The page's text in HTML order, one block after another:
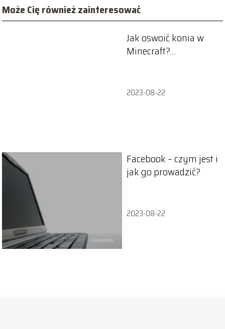
Może Cię również zainteresować
Jak oswoić konia w
Minecraft?
graczy
2023-08-22
Facebook – czym jest i
jak go prowadzić?
2023-08-22